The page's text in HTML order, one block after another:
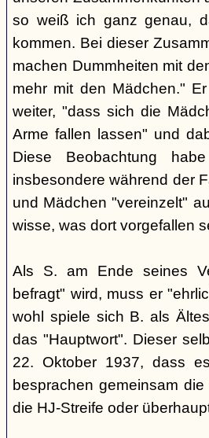
so weiß ich ganz genau,
kommen. Bei dieser
machen Dummheiten mit
mehr mit den Mädchen."
weiter, "dass sich die
Arme fallen lassen" und
Diese Beobachtung
insbesondere während der
und Mädchen "vereinzelt"
wisse, was dort vorgefallen
Als S. am Ende seines
befragt" wird, muss er
wohl spiele sich B. als
das "Hauptwort". Dieser
22. Oktober 1937, dass
besprachen gemeinsam
die HJ-Streife oder